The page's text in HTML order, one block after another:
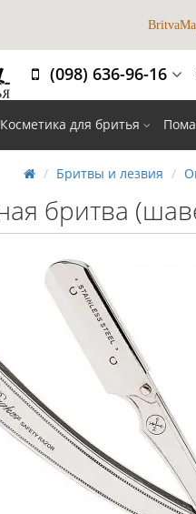
(098) 636-96-16
Косметика для бритья
Бритвы и лезвия
бритва